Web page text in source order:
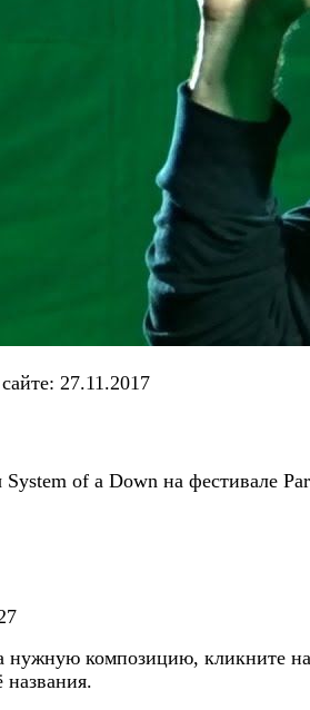
27.11.2017
of a Down на фестивале
нужную композицию, кликните на
названия.